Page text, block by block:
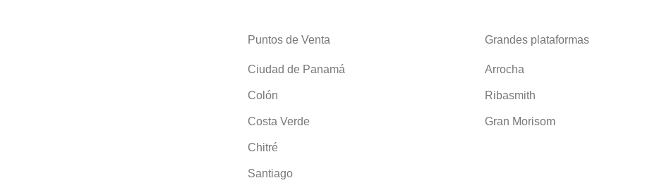
Puntos de Venta
Ciudad de Panamá
Colón
Costa Verde
Chitré
Santiago
Grandes plataformas
Arrocha
Ribasmith
Gran Morisom